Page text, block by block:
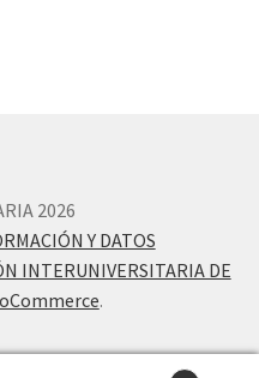
2026
Y DATOS
INTERUNIVERSITARIA DE
.